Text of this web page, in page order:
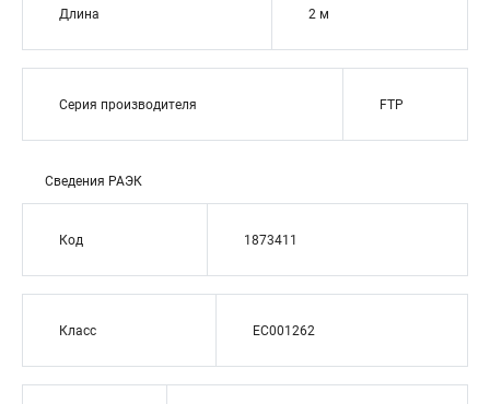
Длина 2 м
Серия производителя FTP
Сведения РАЭК
Код 1873411
Класс EC001262